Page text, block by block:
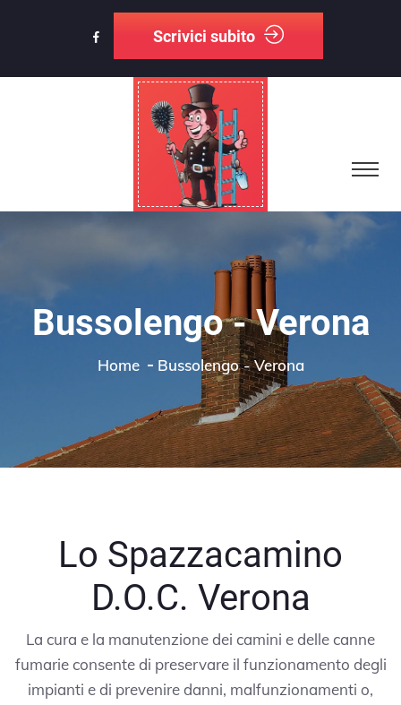
Scrivici subito
Bussolengo - Verona
Home Bussolengo - Verona
Lo Spazzacamino
D.O.C. Verona
La cura e la manutenzione dei camini e delle canne
fumarie consente di preservare il funzionamento degli
impianti e di prevenire danni, malfunzionamenti o,